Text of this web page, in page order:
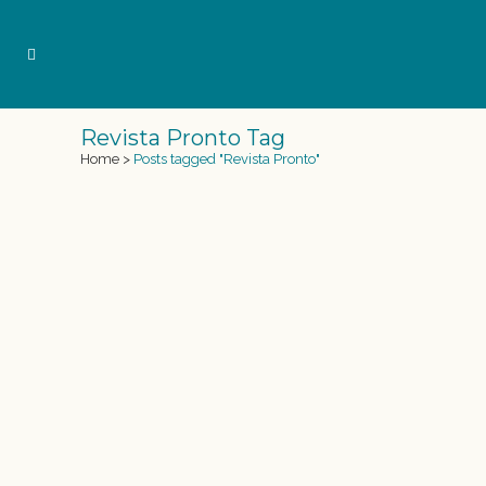
Revista Pronto Tag
Home > Posts tagged "Revista Pronto"